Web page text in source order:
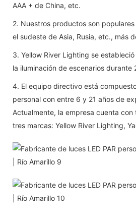
AAA + de China, etc.
2. Nuestros productos son
el sudeste de Asia, Rusia, etc., más
3. Yellow River Lighting se
la iluminación de escenarios durante
4. El equipo directivo está
personal con entre 6 y 21 años de
Actualmente, la empresa cuenta
tres marcas: Yellow River Lighting,